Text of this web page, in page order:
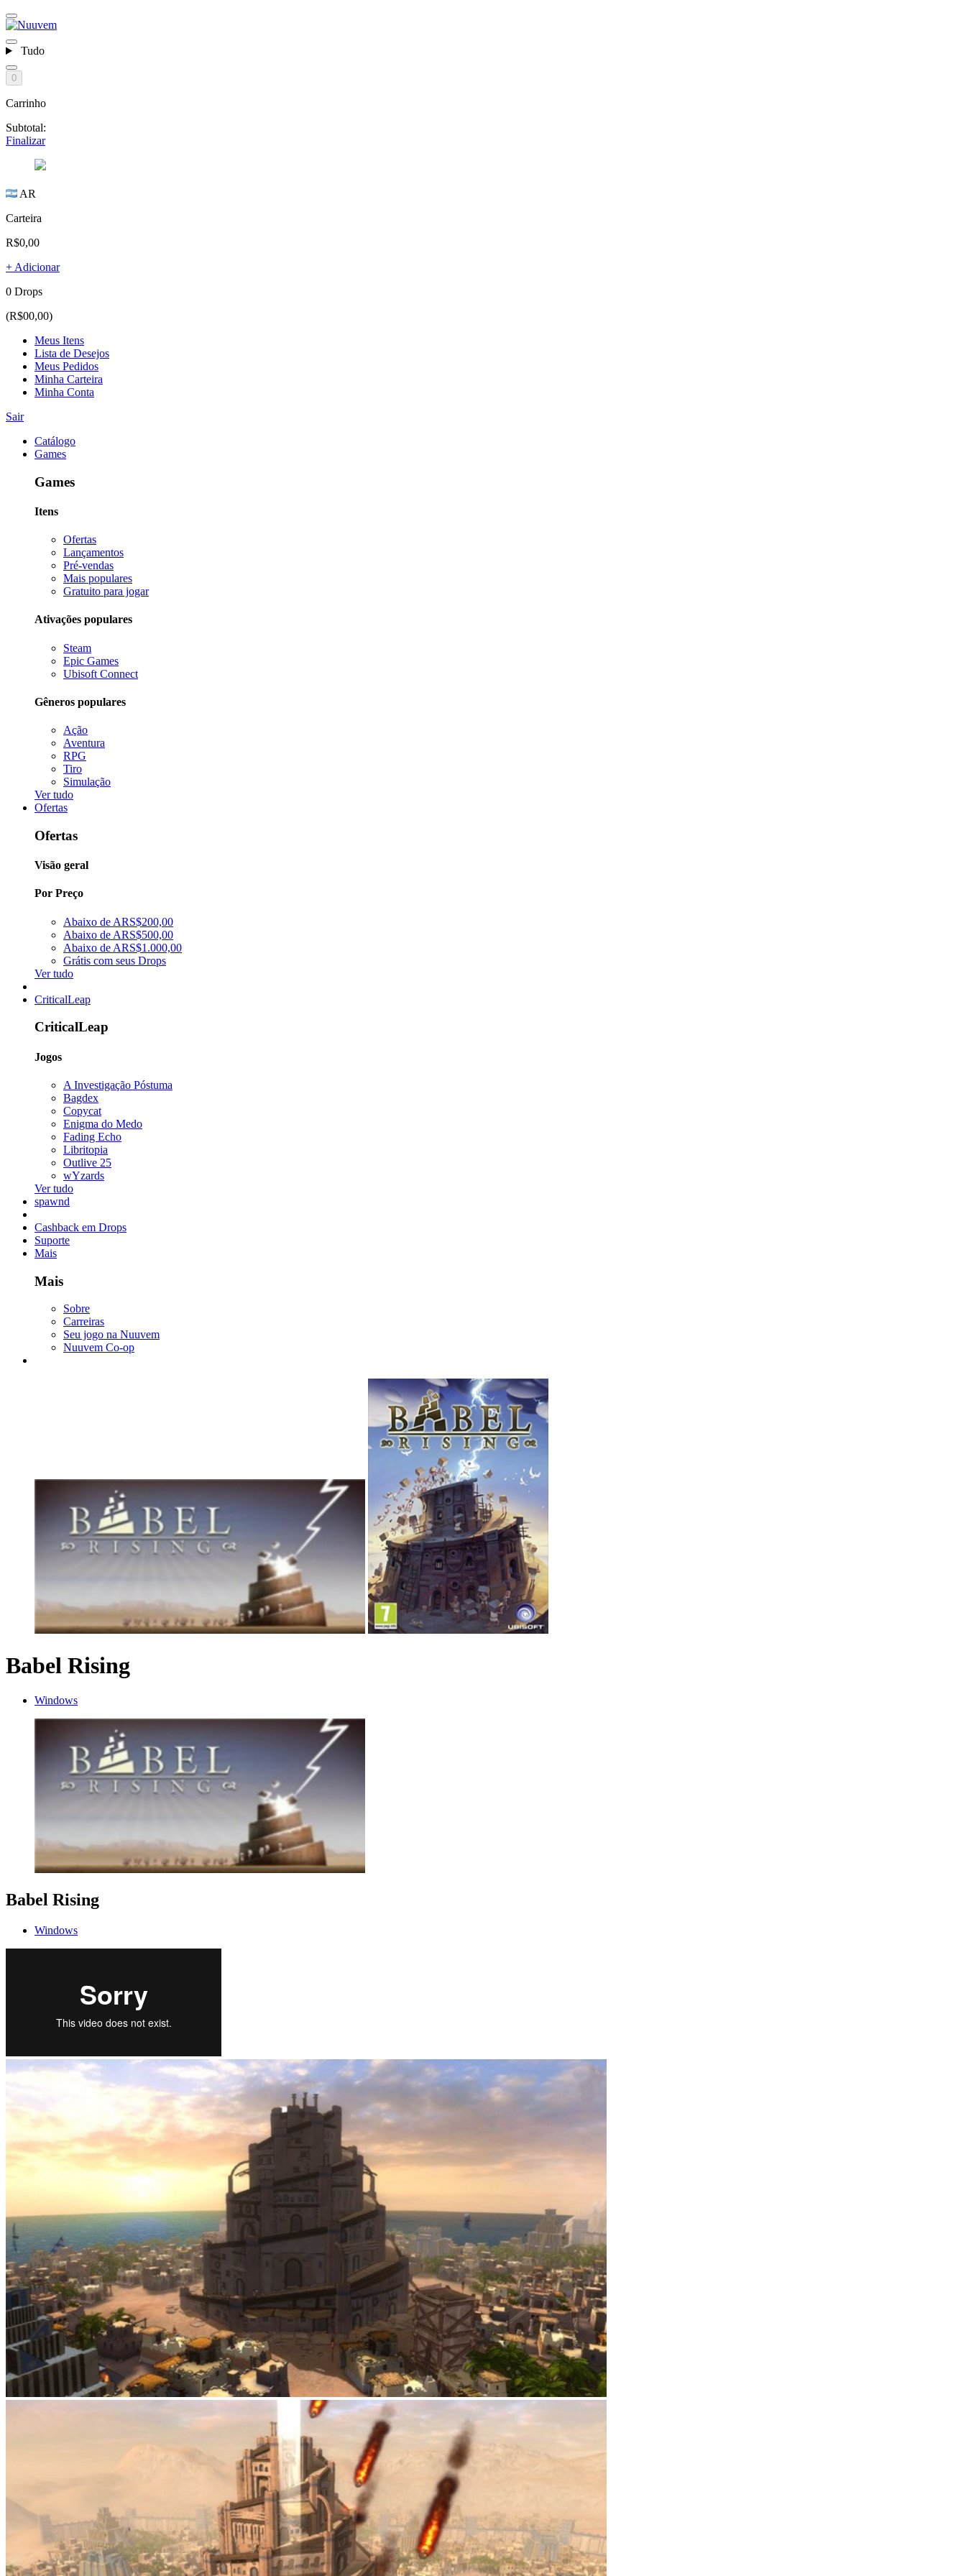
Tudo
0
Carrinho
Subtotal:
Finalizar
AR
Carteira
R$0,00
+ Adicionar
0 Drops
(R$00,00)
Meus Itens
Lista de Desejos
Meus Pedidos
Minha Carteira
Minha Conta
Sair
Catálogo
Games
Games
Itens
Ofertas
Lançamentos
Pré-vendas
Mais populares
Gratuito para jogar
Ativações populares
Steam
Epic Games
Ubisoft Connect
Gêneros populares
Ação
Aventura
RPG
Tiro
Simulação
Ver tudo
Ofertas
Ofertas
Visão geral
Por Preço
Abaixo de ARS$200,00
Abaixo de ARS$500,00
Abaixo de ARS$1.000,00
Grátis com seus Drops
Ver tudo
CriticalLeap
CriticalLeap
Jogos
A Investigação Póstuma
Bagdex
Copycat
Enigma do Medo
Fading Echo
Libritopia
Outlive 25
wYzards
Ver tudo
spawnd
Cashback em Drops
Suporte
Mais
Mais
Sobre
Carreiras
Seu jogo na Nuuvem
Nuuvem Co-op
Babel Rising
Windows
Babel Rising
Windows